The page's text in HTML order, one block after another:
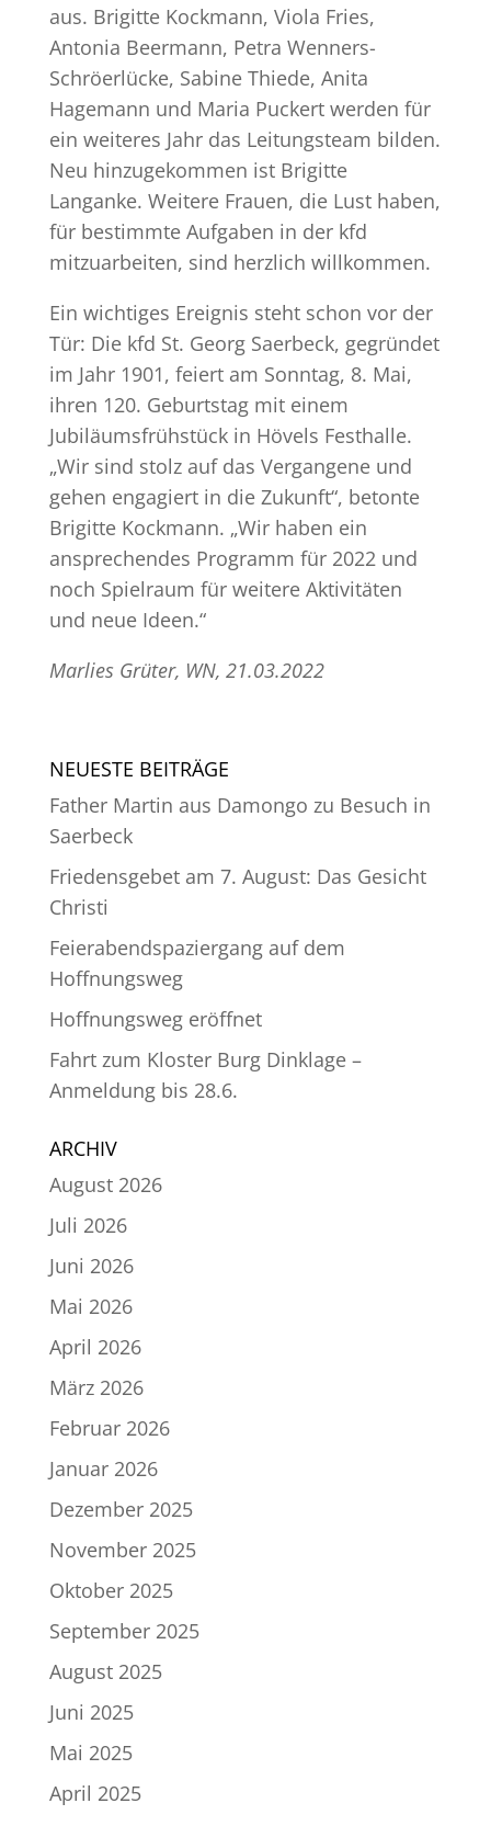
aus. Brigitte Kockmann, Viola Fries,
Antonia Beermann, Petra Wenners-
Schröerlücke, Sabine Thiede, Anita
Hagemann und Maria Puckert werden für
ein weiteres Jahr das Leitungsteam bilden.
Neu hinzugekommen ist Brigitte
Langanke. Weitere Frauen, die Lust haben,
für bestimmte Aufgaben in der kfd
mitzuarbeiten, sind herzlich willkommen.
Ein wichtiges Ereignis steht schon vor der
Tür: Die kfd St. Georg Saerbeck, gegründet
im Jahr 1901, feiert am Sonntag, 8. Mai,
ihren 120. Geburtstag mit einem
Jubiläumsfrühstück in Hövels Festhalle.
„Wir sind stolz auf das Vergangene und
gehen engagiert in die Zukunft“, betonte
Brigitte Kockmann. „Wir haben ein
ansprechendes Programm für 2022 und
noch Spielraum für weitere Aktivitäten
und neue Ideen.“
Marlies Grüter, WN, 21.03.2022
NEUESTE BEITRÄGE
Father Martin aus Damongo zu Besuch in
Saerbeck
Friedensgebet am 7. August: Das Gesicht
Christi
Feierabendspaziergang auf dem
Hoffnungsweg
Hoffnungsweg eröffnet
Fahrt zum Kloster Burg Dinklage –
Anmeldung bis 28.6.
ARCHIV
August 2026
Juli 2026
Juni 2026
Mai 2026
April 2026
März 2026
Februar 2026
Januar 2026
Dezember 2025
November 2025
Oktober 2025
September 2025
August 2025
Juni 2025
Mai 2025
April 2025